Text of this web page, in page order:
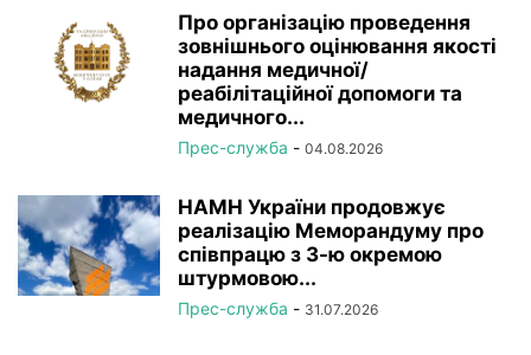
Про організацію проведення
зовнішнього оцінювання якості
надання медичної/
реабілітаційної допомоги та
медичного...
Прес-служба - 04.08.2026
НАМН України продовжує
реалізацію Меморандуму про
співпрацю з 3-ю окремою
штурмовою...
Прес-служба - 31.07.2026